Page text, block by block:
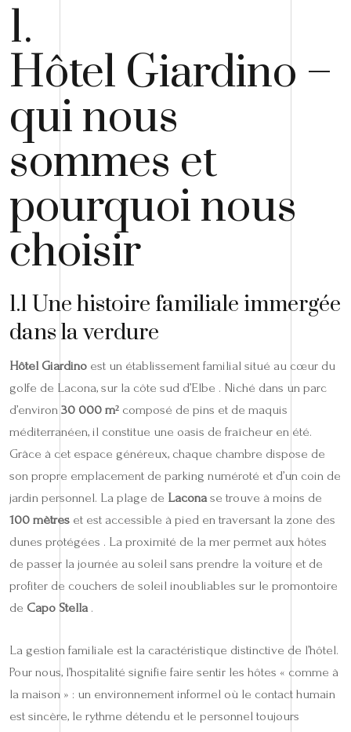
1.
Hôtel Giardino –
qui nous
sommes et
pourquoi nous
choisir
1.1 Une histoire familiale immergée
dans la verdure
Hôtel Giardino est un établissement familial situé au cœur du
golfe de Lacona, sur la côte sud d’Elbe . Niché dans un parc
d’environ 30 000 m² composé de pins et de maquis
méditerranéen, il constitue une oasis de fraîcheur en été.
Grâce à cet espace généreux, chaque chambre dispose de
son propre emplacement de parking numéroté et d’un coin de
jardin personnel. La plage de Laconase trouve à moins de
100 mètres et est accessible à pied en traversant la zone des
dunes protégées . La proximité de la mer permet aux hôtes
de passer la journée au soleil sans prendre la voiture et de
profiter de couchers de soleil inoubliables sur le promontoire
de Capo Stella.
La gestion familiale est la caractéristique distinctive de l’hôtel.
Pour nous, l’hospitalité signifie faire sentir les hôtes « comme à
la maison » : un environnement informel où le contact humain
est sincère, le rythme détendu et le personnel toujours